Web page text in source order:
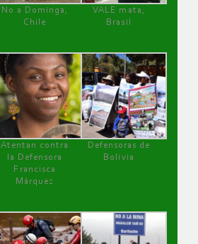
No a Dominga,
Chile
VALE mata,
Brasil
Atentan contra
la Defensora
Francisca
Márquez
Defensoras de
Bolivia